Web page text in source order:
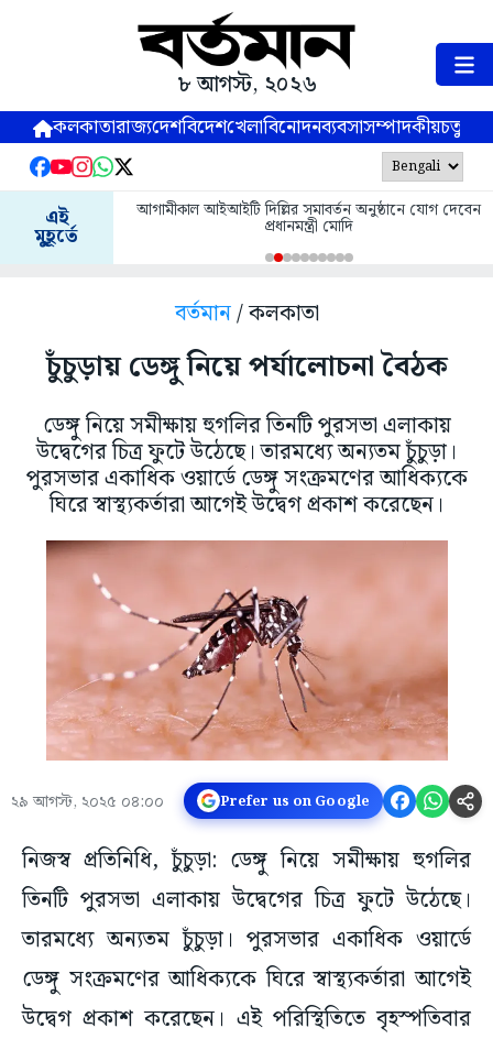
৮ আগস্ট, ২০২৬
কলকাতারাজ্যদেশবিদেশখেলাবিনোদনব্যবসাসম্পাদকীয়
এই
মুহূর্তে
আগামীকাল আইআইটি দিল্লির সমাবর্তন অনুষ্ঠানে যোগ দেবেন
প্রধানমন্ত্রী মোদি
বর্তমান/ কলকাতা
চুঁচুড়ায় ডেঙ্গু নিয়ে পর্যালোচনা বৈঠক
ডেঙ্গু নিয়ে সমীক্ষায় হুগলির তিনটি পুরসভা এলাকায়
উদ্বেগের চিত্র ফুটে উঠেছে। তারমধ্যে অন্যতম চুঁচুড়া।
পুরসভার একাধিক ওয়ার্ডে ডেঙ্গু সংক্রমণের আধিক্যকে
ঘিরে স্বাস্থ্যকর্তারা আগেই উদ্বেগ প্রকাশ করেছেন।
২৯ আগস্ট, ২০২৫ ০৪:০০ Prefer us on Google
নিজস্ব প্রতিনিধি, চুঁচুড়া: ডেঙ্গু নিয়ে সমীক্ষায় হুগলির
তিনটি পুরসভা এলাকায় উদ্বেগের চিত্র ফুটে উঠেছে।
তারমধ্যে অন্যতম চুঁচুড়া। পুরসভার একাধিক ওয়ার্ডে
ডেঙ্গু সংক্রমণের আধিক্যকে ঘিরে স্বাস্থ্যকর্তারা আগেই
উদ্বেগ প্রকাশ করেছেন। এই পরিস্থিতিতে বৃহস্পতিবার